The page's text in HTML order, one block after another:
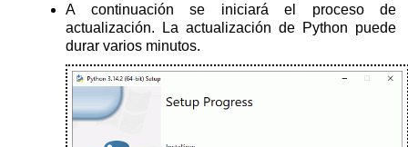
A continuación se iniciará el proceso de
actualización. La actualización de Python puede
durar varios minutos.